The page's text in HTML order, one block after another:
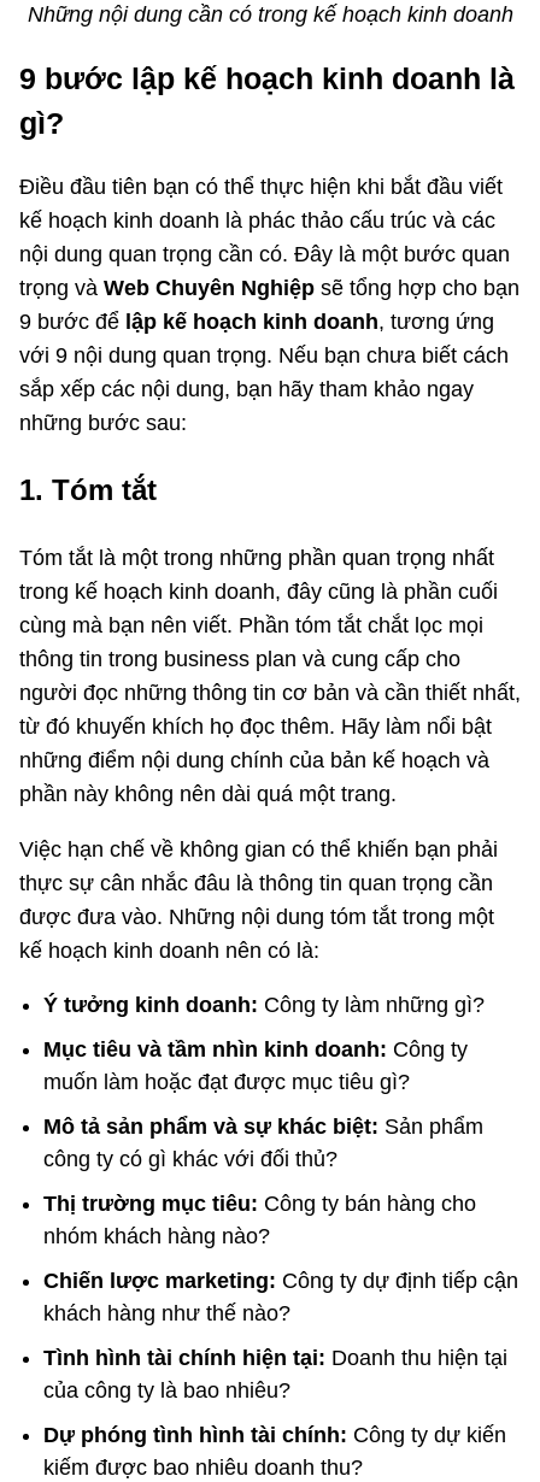
Những nội dung cần có trong kế hoạch kinh doanh
9 bước lập kế hoạch kinh doanh là
gì?
Điều đầu tiên bạn có thể thực hiện khi bắt đầu viết
kế hoạch kinh doanh là phác thảo cấu trúc và các
nội dung quan trọng cần có. Đây là một bước quan
trọng và Web Chuyên Nghiệp sẽ tổng hợp cho bạn
9 bước để lập kế hoạch kinh doanh, tương ứng
với 9 nội dung quan trọng. Nếu bạn chưa biết cách
sắp xếp các nội dung, bạn hãy tham khảo ngay
những bước sau:
1. Tóm tắt
Tóm tắt là một trong những phần quan trọng nhất
trong kế hoạch kinh doanh, đây cũng là phần cuối
cùng mà bạn nên viết. Phần tóm tắt chắt lọc mọi
thông tin trong business plan và cung cấp cho
người đọc những thông tin cơ bản và cần thiết nhất,
từ đó khuyến khích họ đọc thêm. Hãy làm nổi bật
những điểm nội dung chính của bản kế hoạch và
phần này không nên dài quá một trang.
Việc hạn chế về không gian có thể khiến bạn phải
thực sự cân nhắc đâu là thông tin quan trọng cần
được đưa vào. Những nội dung tóm tắt trong một
kế hoạch kinh doanh nên có là:
Ý tưởng kinh doanh: Công ty làm những gì?
Mục tiêu và tầm nhìn kinh doanh: Công ty
muốn làm hoặc đạt được mục tiêu gì?
Mô tả sản phẩm và sự khác biệt: Sản phẩm
công ty có gì khác với đối thủ?
Thị trường mục tiêu: Công ty bán hàng cho
nhóm khách hàng nào?
Chiến lược marketing: Công ty dự định tiếp cận
khách hàng như thế nào?
Tình hình tài chính hiện tại: Doanh thu hiện tại
của công ty là bao nhiêu?
Dự phóng tình hình tài chính: Công ty dự kiến
kiếm được bao nhiêu doanh thu?